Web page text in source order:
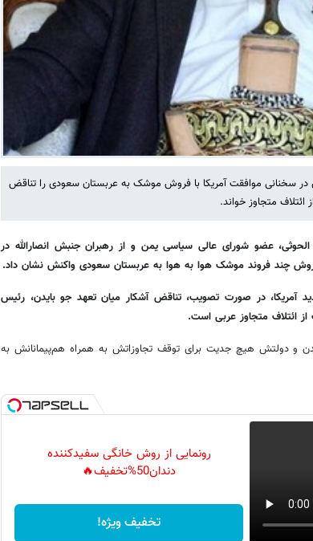
سخنانی موافقت آمریکا با فروش موشک به عربستان سعودی را تناقض
متجاوز خواند.
عضو شورای عالی سیاسی یمن و از رهبران جنبش انصارالله در
چند فروند موشک هوا به هوا به عربستان سعودی واکنش نشان داد.
آمریکا، در صورت تصویب، تناقض آشکار میان تعهد جو بایدن، رئیس
ائتلاف متجاوز عربی است.
و دولتش هیچ جدیت برای توقف تجاوزاتش به همراه هم‌پیمانانش به
رونمایی از روش خانگی سفیدکننده
دندان50%تخفیف🔥
تخفیف ویژه!